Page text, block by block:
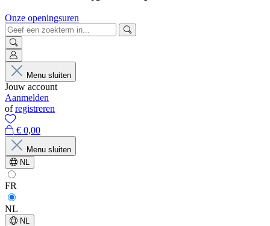
Onze openingsuren
Menu sluiten
Jouw account
Aanmelden
ofregistreren
€ 0,00
Menu sluiten
NL
FR
NL
NL